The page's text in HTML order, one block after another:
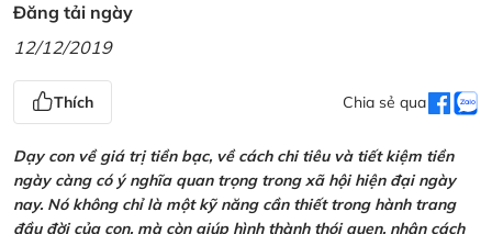
Đăng tải ngày
12/12/2019
Thích Chia sẻ qua
Dạy con về giá trị tiền bạc, về cách chi tiêu và tiết kiệm tiền
ngày càng có ý nghĩa quan trọng trong xã hội hiện đại ngày
nay. Nó không chỉ là một kỹ năng cần thiết trong hành trang
đầu đời của con, mà còn giúp hình thành thói quen, nhân cách